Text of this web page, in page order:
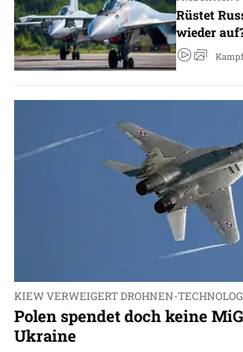
Rüstet
wieder
KIEW VERWEIGERT DROHNEN-
Polen spendet doch keine
Ukraine